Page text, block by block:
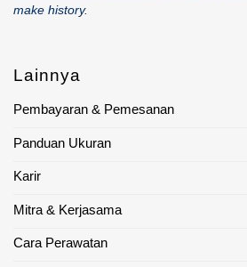
make history.
Lainnya
Pembayaran & Pemesanan
Panduan Ukuran
Karir
Mitra & Kerjasama
Cara Perawatan